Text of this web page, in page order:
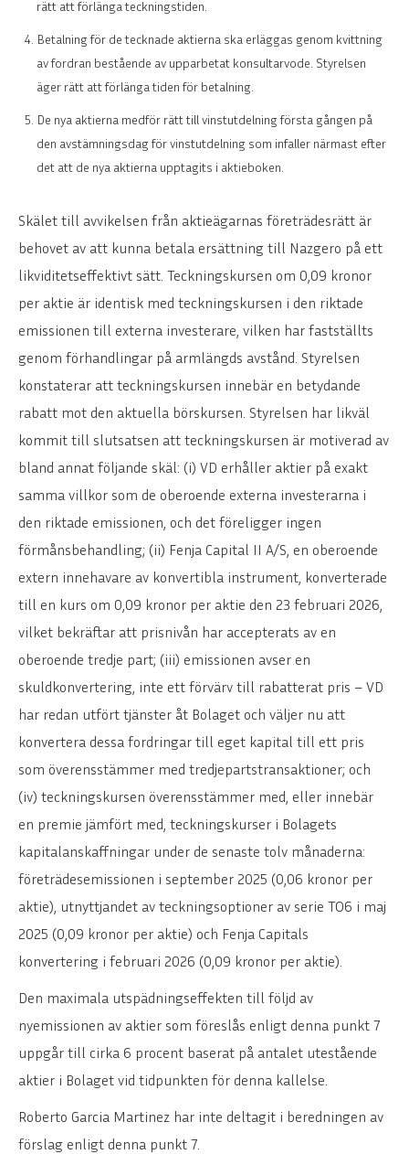
rätt att förlänga teckningstiden.
Betalning för de tecknade aktierna ska erläggas genom kvittning
av fordran bestående av upparbetat konsultarvode. Styrelsen
äger rätt att förlänga tiden för betalning.
De nya aktierna medför rätt till vinstutdelning första gången på
den avstämningsdag för vinstutdelning som infaller närmast efter
det att de nya aktierna upptagits i aktieboken.
Skälet till avvikelsen från aktieägarnas företrädesrätt är
behovet av att kunna betala ersättning till Nazgero på ett
likviditetseffektivt sätt. Teckningskursen om 0,09 kronor
per aktie är identisk med teckningskursen i den riktade
emissionen till externa investerare, vilken har fastställts
genom förhandlingar på armlängds avstånd. Styrelsen
konstaterar att teckningskursen innebär en betydande
rabatt mot den aktuella börskursen. Styrelsen har likväl
kommit till slutsatsen att teckningskursen är motiverad av
bland annat följande skäl: (i) VD erhåller aktier på exakt
samma villkor som de oberoende externa investerarna i
den riktade emissionen, och det föreligger ingen
förmånsbehandling; (ii) Fenja Capital II A/S, en oberoende
extern innehavare av konvertibla instrument, konverterade
till en kurs om 0,09 kronor per aktie den 23 februari 2026,
vilket bekräftar att prisnivån har accepterats av en
oberoende tredje part; (iii) emissionen avser en
skuldkonvertering, inte ett förvärv till rabatterat pris – VD
har redan utfört tjänster åt Bolaget och väljer nu att
konvertera dessa fordringar till eget kapital till ett pris
som överensstämmer med tredjepartstransaktioner; och
(iv) teckningskursen överensstämmer med, eller innebär
en premie jämfört med, teckningskurser i Bolagets
kapitalanskaffningar under de senaste tolv månaderna:
företrädesemissionen i september 2025 (0,06 kronor per
aktie), utnyttjandet av teckningsoptioner av serie TO6 i maj
2025 (0,09 kronor per aktie) och Fenja Capitals
konvertering i februari 2026 (0,09 kronor per aktie).
Den maximala utspädningseffekten till följd av
nyemissionen av aktier som föreslås enligt denna punkt 7
uppgår till cirka 6 procent baserat på antalet utestående
aktier i Bolaget vid tidpunkten för denna kallelse.
Roberto Garcia Martinez har inte deltagit i beredningen av
förslag enligt denna punkt 7.